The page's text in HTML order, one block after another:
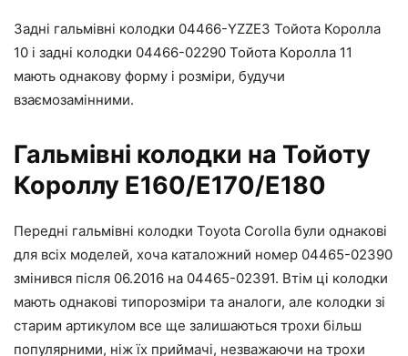
Задні гальмівні колодки 04466-YZZE3 Тойота Королла
10 і задні колодки 04466-02290 Тойота Королла 11
мають однакову форму і розміри, будучи
взаємозамінними.
Гальмівні колодки на Тойоту
Короллу E160/E170/E180
Передні гальмівні колодки Toyota Corolla були однакові
для всіх моделей, хоча каталожний номер 04465-02390
змінився після 06.2016 на 04465-02391. Втім ці колодки
мають однакові типорозміри та аналоги, але колодки зі
старим артикулом все ще залишаються трохи більш
популярними, ніж їх приймачі, незважаючи на трохи